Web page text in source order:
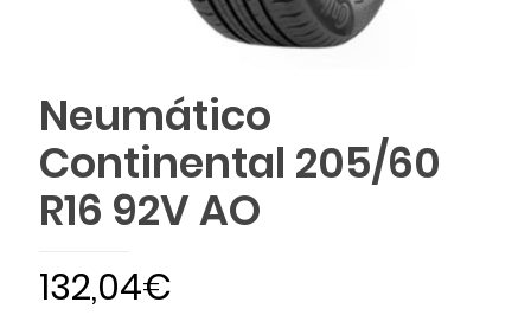
Neumático
Continental 205/60
R16 92V AO
132,04€